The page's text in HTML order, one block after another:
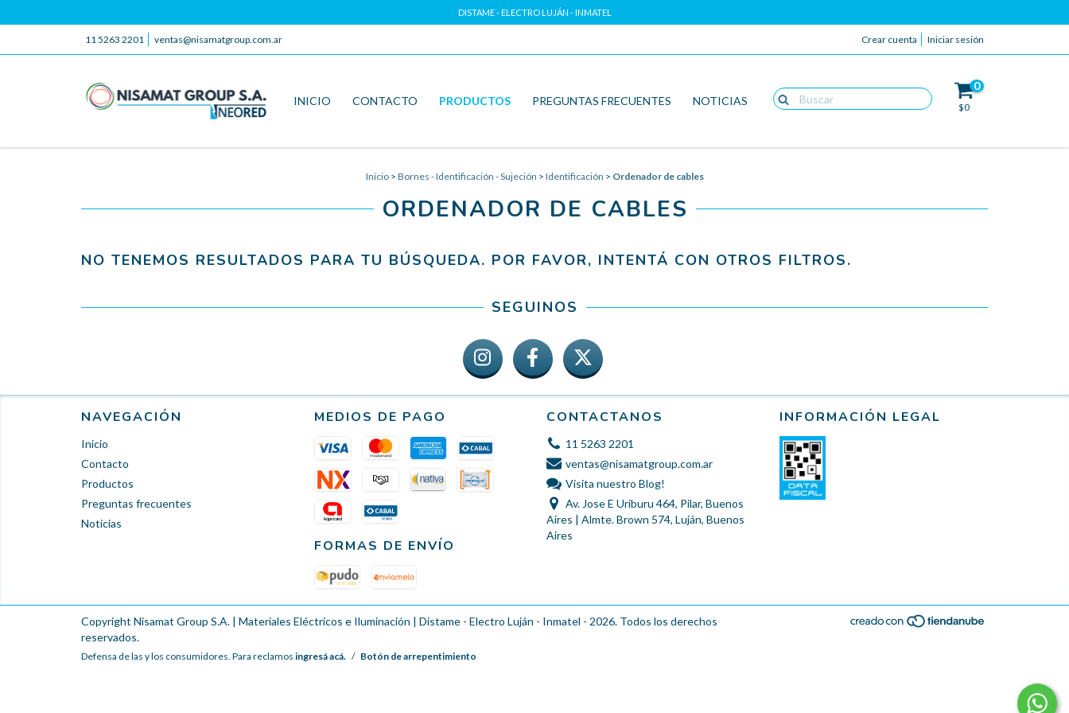
DISTAME - ELECTRO LUJÁN - INMATEL
11 5263 2201 ventas@nisamatgroup.com.ar Crear cuenta Iniciar sesión
INICIO CONTACTO PRODUCTOS PREGUNTAS FRECUENTES NOTICIAS
0
$0
Inicio > Bornes - Identificación - Sujeción > Identificación > Ordenador de cables
ORDENADOR DE CABLES
NO TENEMOS RESULTADOS PARA TU BÚSQUEDA. POR FAVOR, INTENTÁ CON OTROS FILTROS.
SEGUINOS
NAVEGACIÓN
Inicio
Contacto
Productos
Preguntas frecuentes
Noticias
MEDIOS DE PAGO
FORMAS DE ENVÍO
CONTACTANOS
11 5263 2201
ventas@nisamatgroup.com.ar
Visita nuestro Blog!
Av. Jose E Uriburu 464, Pilar, Buenos
Aires | Almte. Brown 574, Luján, Buenos
Aires
INFORMACIÓN LEGAL
Copyright Nisamat Group S.A. | Materiales Eléctricos e Iluminación | Distame - Electro Luján - Inmatel - 2026. Todos los derechos
reservados.
Defensa de las y los consumidores. Para reclamos ingresá acá. / Botón de arrepentimiento